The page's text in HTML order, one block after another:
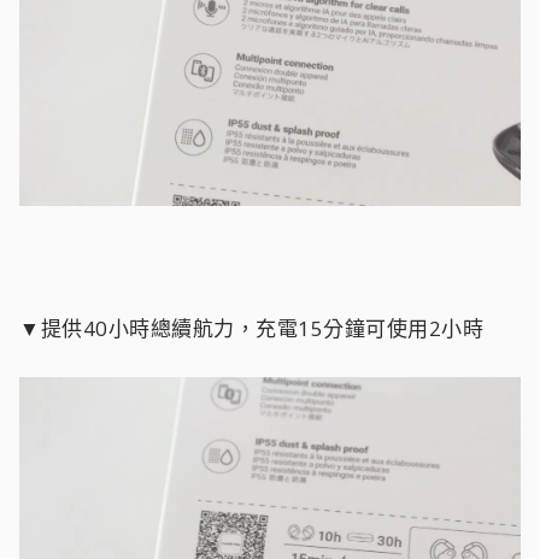
▼提供40小時總續航力，充電15分鐘可使用2小時